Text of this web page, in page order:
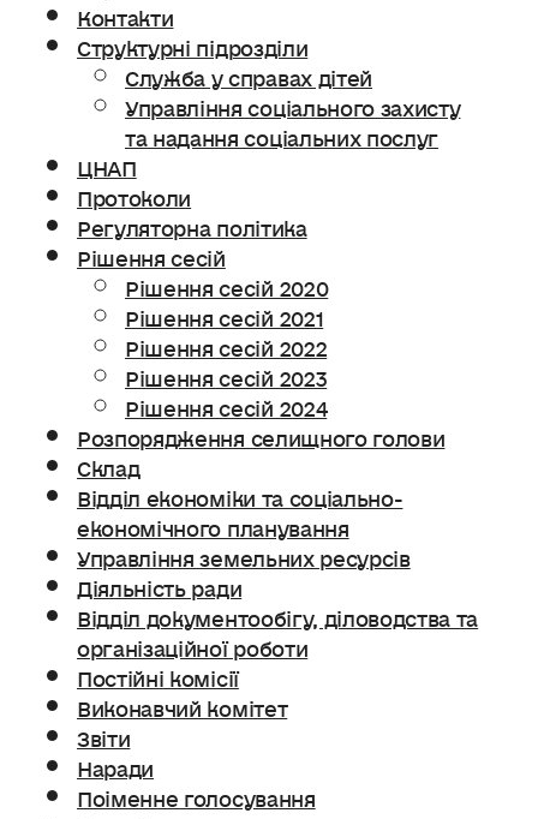
Контакти
Структурні підрозділи
Служба у справах дітей
Управління соціального захисту
та надання соціальних послуг
ЦНАП
Протоколи
Регуляторна політика
Рішення сесій
Рішення сесій 2020
Рішення сесій 2021
Рішення сесій 2022
Рішення сесій 2023
Рішення сесій 2024
Розпорядження селищного голови
Склад
Відділ економіки та соціально-
економічного планування
Управління земельних ресурсів
Діяльність ради
Відділ документообігу, діловодства та
організаційної роботи
Постійні комісії
Виконавчий комітет
Звіти
Наради
Поіменне голосування